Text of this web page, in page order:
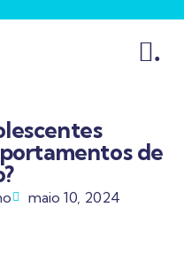
.
de
maio 10, 2024